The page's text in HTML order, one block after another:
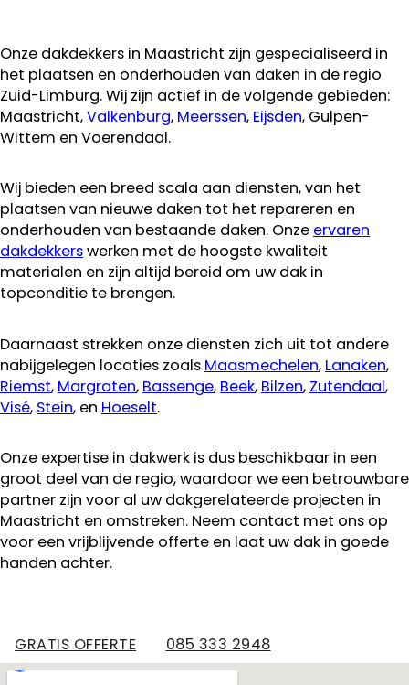
Onze dakdekkers in Maastricht zijn gespecialiseerd in
het plaatsen en onderhouden van daken in de regio
Zuid-Limburg. Wij zijn actief in de volgende gebieden:
Maastricht,Valkenburg, Meerssen, Eijsden, Gulpen-
Wittem en Voerendaal.
Wij bieden een breed scala aan diensten, van het
plaatsen van nieuwe daken tot het repareren en
onderhouden van bestaande daken. Onze ervaren
dakdekkerswerken met de hoogste kwaliteit
materialen en zijn altijd bereid om uw dak in
topconditie te brengen.
Daarnaast strekken onze diensten zich uit tot andere
nabijgelegen locaties zoals Maasmechelen, Lanaken,
Riemst, Margraten, Bassenge, Beek, Bilzen, Zutendaal,
Visé, Stein, en Hoeselt.
Onze expertise in dakwerk is dus beschikbaar in een
groot deel van de regio, waardoor we een betrouwbare
partner zijn voor al uw dakgerelateerde projecten in
Maastricht en omstreken. Neem contact met ons op
voor een vrijblijvende offerte en laat uw dak in goede
handen achter.
GRATIS OFFERTE 085 333 2948